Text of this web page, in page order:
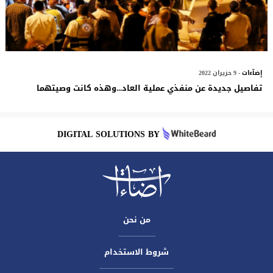
إضآءات- 9 حزيران 2022
تفاصيل جديدة عن منفذي عملية العاد...وهذه كانت وصيتهما
DIGITAL SOLUTIONS BY
من نحن
شروط الاستخدام